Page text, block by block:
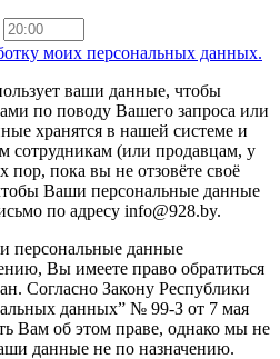
моих персональных данных.
ваши данные, чтобы
по поводу Вашего запроса или
хранятся в нашей системе и
сотрудникам (или продавцам, у
пор, пока вы не отзовёте своё
Ваши персональные данные
по адресу info@928.by.
персональные данные
Вы имеете право обратиться
Согласно Закону Республики
данных” № 99-З от 7 мая
Вам об этом праве, однако мы не
данные не по назначению.